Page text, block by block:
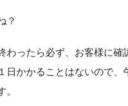
？
わったら必ず、お客様に
日かかることはないので